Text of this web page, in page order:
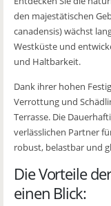
den majestätischen
canadensis) wächst
Westküste und
und Haltbarkeit.
Dank ihrer hohen
Verrottung und
Terrasse. Die
verlässlichen Partner
robust, belastbar und
Die Vorteile
einen Blick: